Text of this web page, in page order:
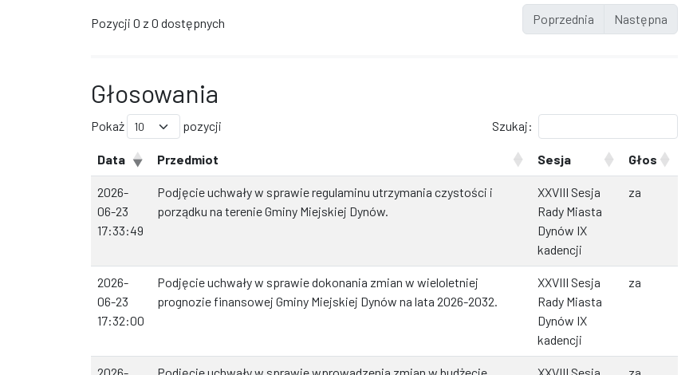
Pozycji 0 z 0 dostępnych Poprzednia Następna
Głosowania
Pokaż pozycji Szukaj:
Data Przedmiot Sesja Głos
2026-
06-23
17:33:49
Podjęcie uchwały w sprawie regulaminu utrzymania czystości i
porządku na terenie Gminy Miejskiej Dynów.
XXVIII Sesja
Rady Miasta
Dynów IX
kadencji
za
2026-
06-23
17:32:00
Podjęcie uchwały w sprawie dokonania zmian w wieloletniej
prognozie finansowej Gminy Miejskiej Dynów na lata 2026-2032.
XXVIII Sesja
Rady Miasta
Dynów IX
kadencji
za